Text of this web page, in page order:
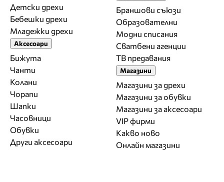
Детски дрехи
Бебешки дрехи
Младежки дрехи
Аксесоари
Бижута
Чанти
Колани
Чорапи
Шапки
Часовници
Обувки
Други аксесоари
Браншови съюзи
Образователни
Модни списания
Сватбени агенции
ТВ предавания
Магазини
Магазини за дрехи
Магазини за обувки
Магазини за aксесоари
VIP фирми
Какво ново
Онлайн магазини